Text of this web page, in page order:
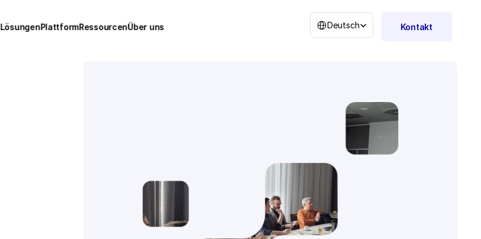
Select Language
Deutsch Kontakt
LösungenPlattformRessourcenÜber uns